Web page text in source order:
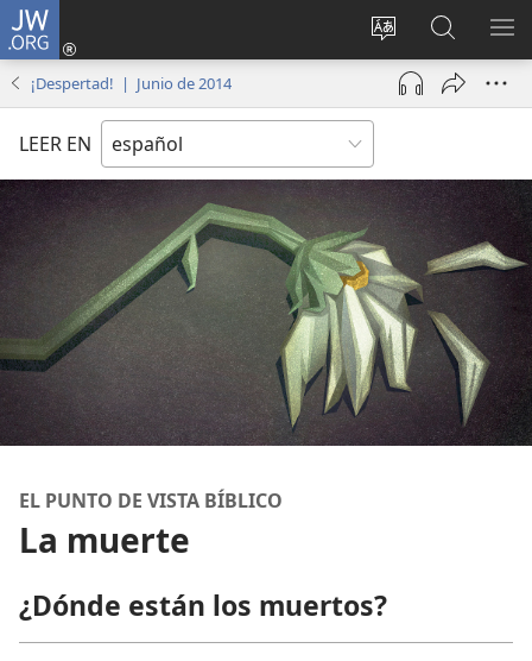
JW.ORG
Cambiar
idioma
del sitio
Iniciar
sesión
(abre
nueva
en
jw.org
¡Despertad! | Junio de 2014
LEER EN
EL PUNTO DE VISTA BÍBLICO
La muerte
¿Dónde están los muertos?